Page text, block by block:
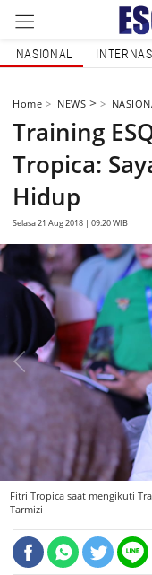
NASIONAL
Home NEWS >
Training
Tropica:
Hidup
Selasa 21 Aug 2018 | 09:20 WIB
Fitri Tropica saat mengikuti
Tarmizi